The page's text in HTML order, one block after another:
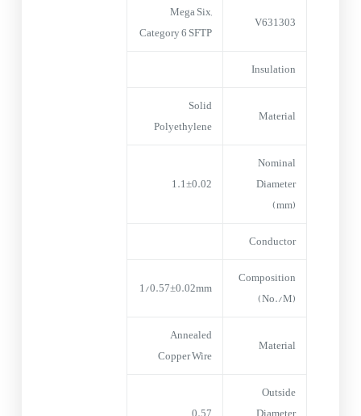
V631303
Mega Six,
Category 6 SFTP
Insulation
Material
Solid
Polyethylene
Nominal
Diameter
(mm)
1.1±0.02
Conductor
Composition
(No./M)
1/0.57±0.02mm
Material
Annealed
Copper Wire
Outside